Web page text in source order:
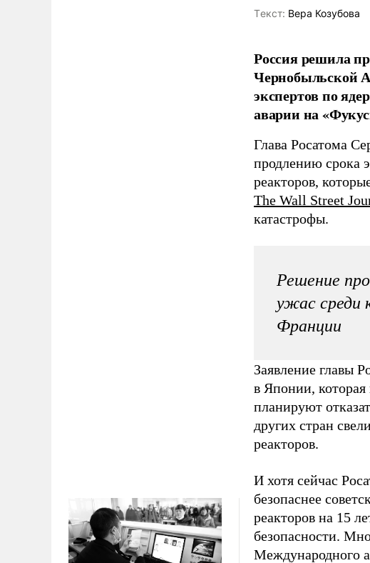
Tекст: Вера Козубова
Россия решила
Чернобыльской
экспертов по
аварии на
Глава Росатома
продлению срока
реакторов,
The Wall Street
катастрофы.
Решение
ужас среди
Франции
Заявление главы
в Японии,
планируют
других стран
реакторов.
И хотя сейчас
безопаснее
реакторов на 15
безопасности.
Международного